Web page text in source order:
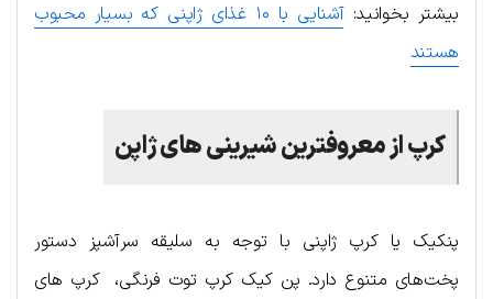
بیشتر بخوانید:
آشنایی با ۱۰ غذای ژاپنی که بسیار محبوب
هستند
کرپ از معروفترین شیرینی های ژاپن
پنکیک یا کرپ ژاپنی با توجه به سلیقه سرآشپز دستور
پخت‌های متنوع دارد. پن کیک کرپ توت فرنگی، کرپ های